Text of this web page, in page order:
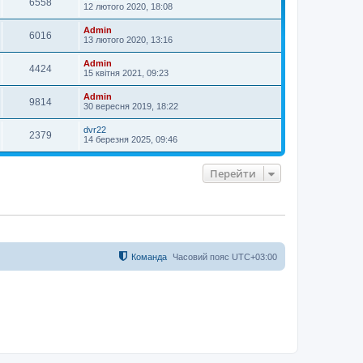
12 лютого 2020, 18:08
6016
Admin
13 лютого 2020, 13:16
4424
Admin
15 квітня 2021, 09:23
9814
Admin
30 вересня 2019, 18:22
2379
dvr22
14 березня 2025, 09:46
Перейти
Часовий пояс UTC+03:00
Команда